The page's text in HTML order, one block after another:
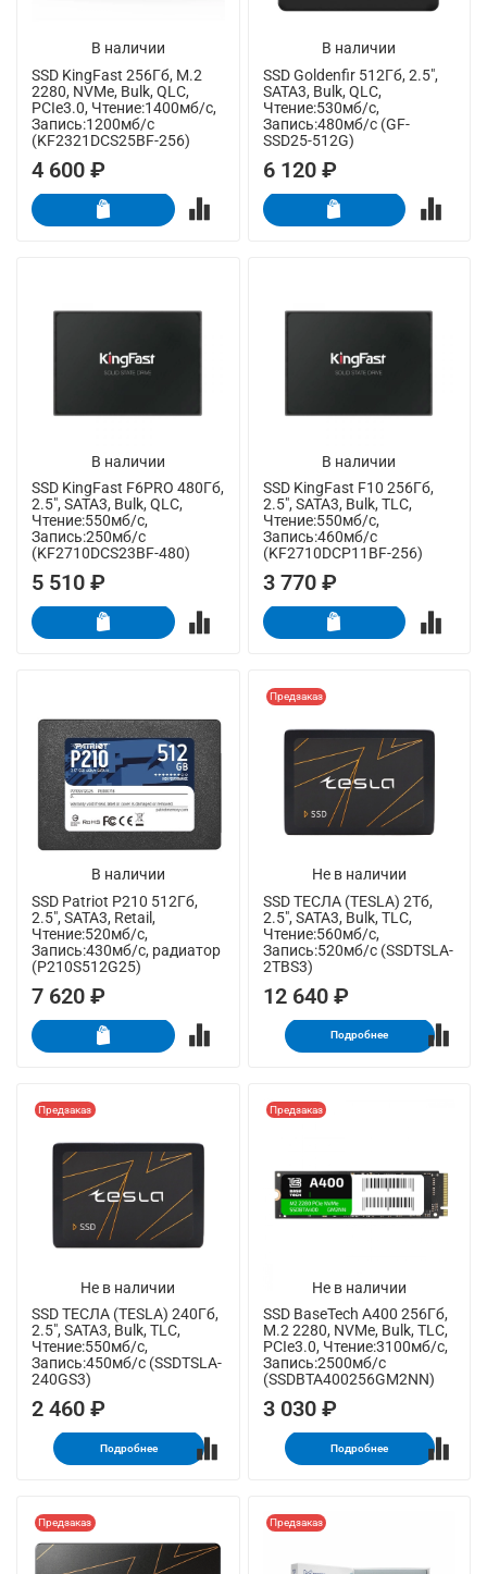
В наличии
SSD KingFast 256Гб, M.2
2280, NVMe, Bulk, QLC,
PCIe3.0, Чтение:1400мб/с,
Запись:1200мб/с
(KF2321DCS25BF-256)
4 600 ₽
В наличии
SSD Goldenfir 512Гб, 2.5",
SATA3, Bulk, QLC,
Чтение:530мб/с,
Запись:480мб/с (GF-
SSD25-512G)
6 120 ₽
В наличии
SSD KingFast F6PRO 480Гб,
2.5", SATA3, Bulk, QLC,
Чтение:550мб/с,
Запись:250мб/с
(KF2710DCS23BF-480)
5 510 ₽
В наличии
SSD KingFast F10 256Гб,
2.5", SATA3, Bulk, TLC,
Чтение:550мб/с,
Запись:460мб/с
(KF2710DCP11BF-256)
3 770 ₽
В наличии
SSD Patriot P210 512Гб,
2.5", SATA3, Retail,
Чтение:520мб/с,
Запись:430мб/с, радиатор
(P210S512G25)
7 620 ₽
Не в наличии
Предзаказ
SSD ТЕСЛА (TESLA) 2Тб,
2.5", SATA3, Bulk, TLC,
Чтение:560мб/с,
Запись:520мб/с (SSDTSLA-
2TBS3)
12 640 ₽
Подробнее
Не в наличии
Предзаказ
SSD ТЕСЛА (TESLA) 240Гб,
2.5", SATA3, Bulk, TLC,
Чтение:550мб/с,
Запись:450мб/с (SSDTSLA-
240GS3)
2 460 ₽
Подробнее
Не в наличии
Предзаказ
SSD BaseTech A400 256Гб,
M.2 2280, NVMe, Bulk, TLC,
PCIe3.0, Чтение:3100мб/с,
Запись:2500мб/с
(SSDBTA400256GM2NN)
3 030 ₽
Подробнее
Предзаказ Предзаказ